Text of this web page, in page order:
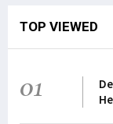
TOP VIEWED
01